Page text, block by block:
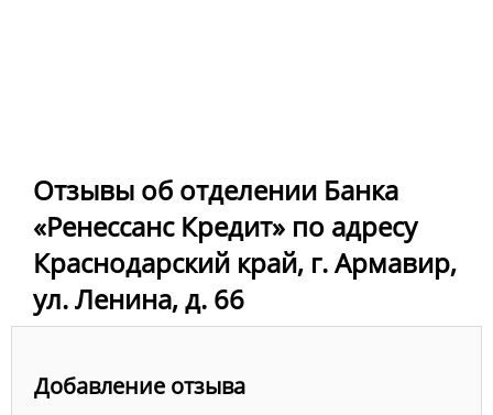
Отзывы об отделении Банка
«Ренессанс Кредит» по адресу
Краснодарский край, г. Армавир,
ул. Ленина, д. 66
Добавление отзыва